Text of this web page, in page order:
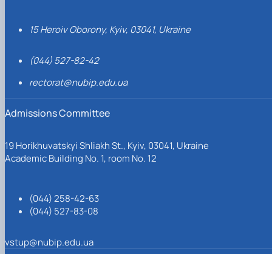
15 Heroiv Oborony, Kyiv, 03041, Ukraine
(044) 527-82-42
rectorat@nubip.edu.ua
Admissions Committee
19 Horikhuvatskyi Shliakh St., Kyiv, 03041, Ukraine
Academic Building No. 1, room No. 12
(044) 258-42-63
(044) 527-83-08
vstup@nubip.edu.ua